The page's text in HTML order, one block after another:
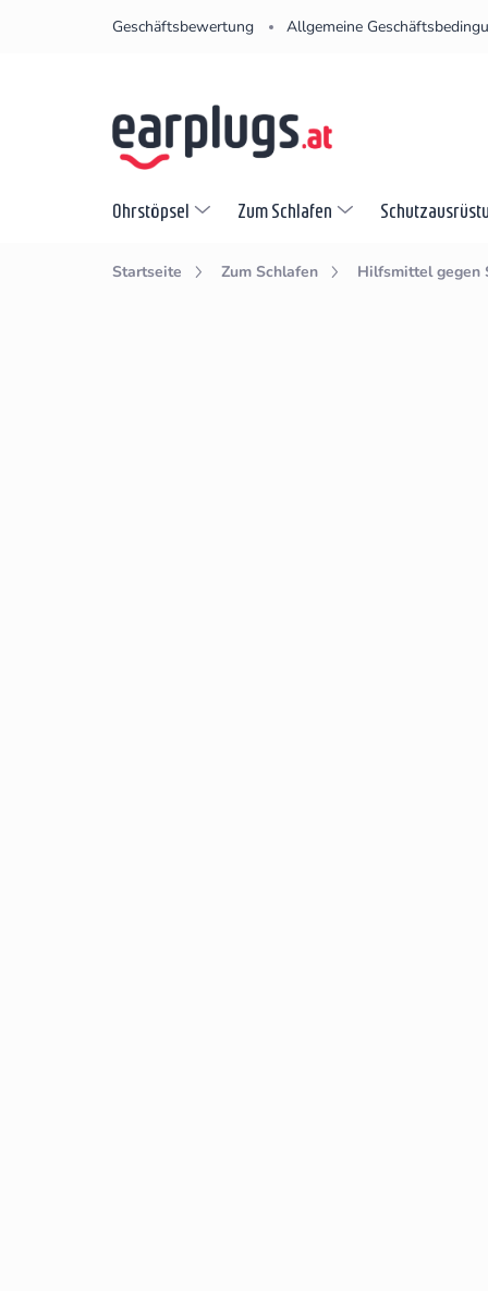
Geschäftsbewertung Allgemeine
Ohrstöpsel Zum Schlafen
Startseite Zum Schlafen Hilfsmittel gegen